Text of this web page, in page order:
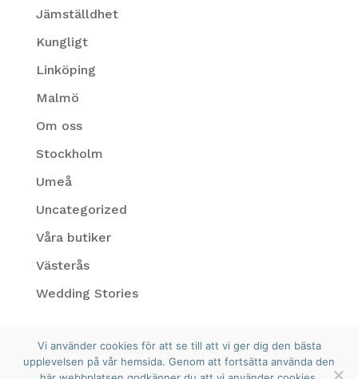
Jämställdhet
Kungligt
Linköping
Malmö
Om oss
Stockholm
Umeå
Uncategorized
Våra butiker
Västerås
Wedding Stories
Vi använder cookies för att se till att vi ger dig den bästa
upplevelsen på vår hemsida. Genom att fortsätta använda den